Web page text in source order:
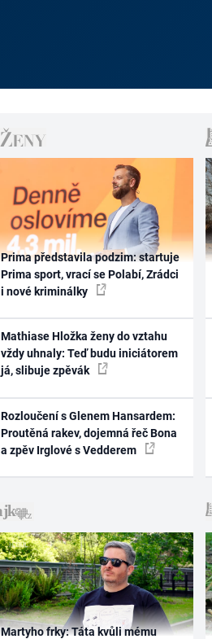
Prima představila podzim: startuje
Prima sport, vrací se Polabí, Zrádci
i nové kriminálky
Mathiase Hložka ženy do vztahu
vždy uhnaly: Teď budu iniciátorem
já, slibuje zpěvák
Rozloučení s Glenem Hansardem:
Proutěná rakev, dojemná řeč Bona
a zpěv Irglové s Vedderem
Martyho frky: Táta kvůli mému